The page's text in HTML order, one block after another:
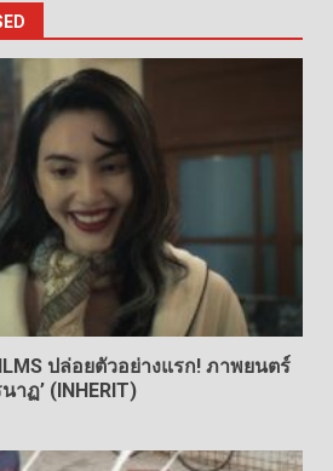
ปล่อยตัวอย่างแรก! ภาพยนตร์
ฏ’ (INHERIT)